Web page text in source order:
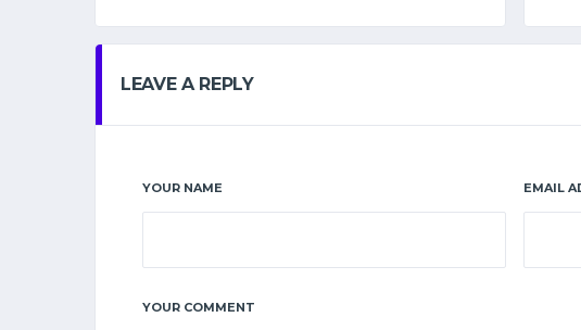
LEAVE A REPLY
YOUR NAME EMAIL
YOUR COMMENT